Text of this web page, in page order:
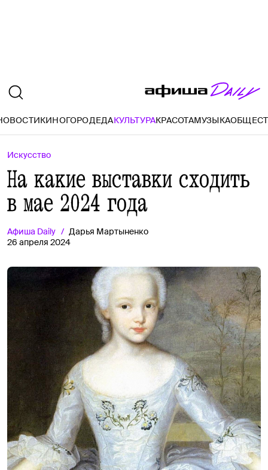
КИНОГОРОДЕДАКУЛЬТУРАКРАСОТАМУЗЫКА
Искусство
На какие выставки сходить
в мае 2024 года
Афиша Daily
Дарья Мартыненко
26 апреля 2024